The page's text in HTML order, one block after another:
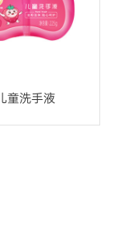
童洗手液